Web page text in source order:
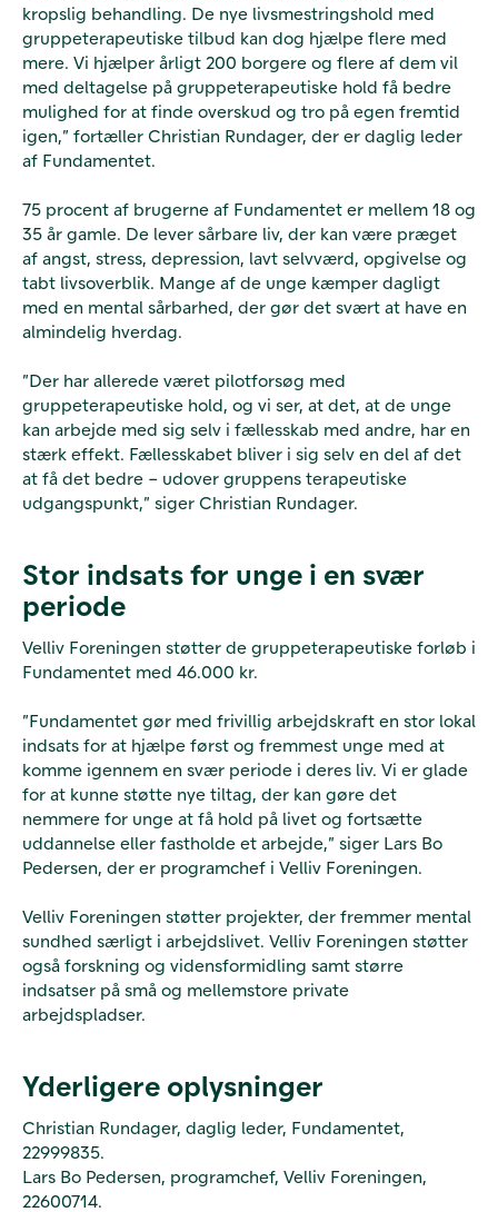
kropslig behandling. De nye livsmestringshold med
gruppeterapeutiske tilbud kan dog hjælpe flere med
mere. Vi hjælper årligt 200 borgere og flere af dem vil
med deltagelse på gruppeterapeutiske hold få bedre
mulighed for at finde overskud og tro på egen fremtid
igen,” fortæller Christian Rundager, der er daglig leder
af Fundamentet.
75 procent af brugerne af Fundamentet er mellem 18 og
35 år gamle. De lever sårbare liv, der kan være præget
af angst, stress, depression, lavt selvværd, opgivelse og
tabt livsoverblik. Mange af de unge kæmper dagligt
med en mental sårbarhed, der gør det svært at have en
almindelig hverdag.
”Der har allerede været pilotforsøg med
gruppeterapeutiske hold, og vi ser, at det, at de unge
kan arbejde med sig selv i fællesskab med andre, har en
stærk effekt. Fællesskabet bliver i sig selv en del af det
at få det bedre – udover gruppens terapeutiske
udgangspunkt,” siger Christian Rundager.
Stor indsats for unge i en svær
periode
Velliv Foreningen støtter de gruppeterapeutiske forløb i
Fundamentet med 46.000 kr.
”Fundamentet gør med frivillig arbejdskraft en stor lokal
indsats for at hjælpe først og fremmest unge med at
komme igennem en svær periode i deres liv. Vi er glade
for at kunne støtte nye tiltag, der kan gøre det
nemmere for unge at få hold på livet og fortsætte
uddannelse eller fastholde et arbejde,” siger Lars Bo
Pedersen, der er programchef i Velliv Foreningen.
Velliv Foreningen støtter projekter, der fremmer mental
sundhed særligt i arbejdslivet. Velliv Foreningen støtter
også forskning og vidensformidling samt større
indsatser på små og mellemstore private
arbejdspladser.
Yderligere oplysninger
Christian Rundager, daglig leder, Fundamentet,
22999835.
Lars Bo Pedersen, programchef, Velliv Foreningen,
22600714.